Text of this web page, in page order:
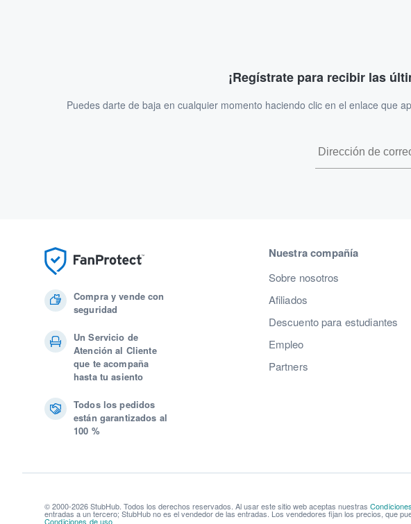
¡Regístrate para recibir las
Puedes darte de baja en cualquier momento haciendo clic en el enlace que
Compra y vende con
seguridad
Un Servicio de
Atención al Cliente
que te acompaña
hasta tu asiento
Todos los pedidos
están garantizados al
100 %
Nuestra compañía
Sobre nosotros
Afiliados
Descuento para estudiantes
Empleo
Partners
© 2000-2026 StubHub. Todos los derechos reservados. Al usar este sitio web aceptas nuestras
entradas a un tercero; StubHub no es el vendedor de las entradas. Los vendedores fijan los precios, que
Condiciones de uso